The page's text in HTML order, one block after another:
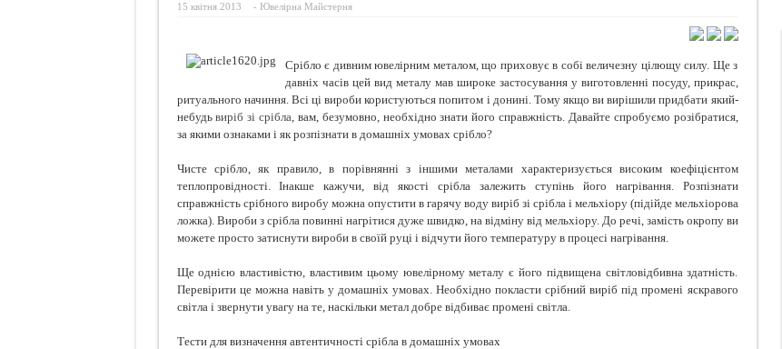
Куркума відновлює пошкоджені клітини печінки
15 квітня 2013 - Ювелірна Майстерня
Срібло є дивним ювелірним металом, що приховує в собі величезну цілющу силу. Ще з
давніх часів цей вид металу мав широке застосування у виготовленні посуду, прикрас,
ритуального начиння. Всі ці вироби користуються попитом і донині. Тому якщо ви вирішили придбати який-
небудьвиріб зі срібла, вам, безумовно, необхідно знати його справжність. Давайте спробуємо розібратися,
за якими ознаками і як розпізнати в домашніх умовах срібло?
Чисте срібло, як правило, в порівнянні з іншими металами характеризується високим коефіцієнтом
теплопровідності. Інакше кажучи, від якості срібла залежить ступінь його нагрівання. Розпізнати
справжність срібного виробу можна опустити в гарячу воду виріб зі срібла і мельхіору (підійде мельхіорова
ложка). Вироби з срібла повинні нагрітися дуже швидко, на відміну від мельхіору. До речі, замість окропу ви
можете просто затиснути вироби в своїй руці і відчути його температуру в процесі нагрівання.
Ще однією властивістю, властивим цьому ювелірному металу є його підвищена світловідбивна здатність.
Перевірити це можна навіть у домашніх умовах. Необхідно покласти срібний виріб під промені яскравого
світла і звернути увагу на те, наскільки метал добре відбиває промені світла.
Тести для визначення автентичності срібла в домашніх умовах